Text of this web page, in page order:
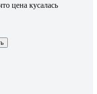
цена кусалась